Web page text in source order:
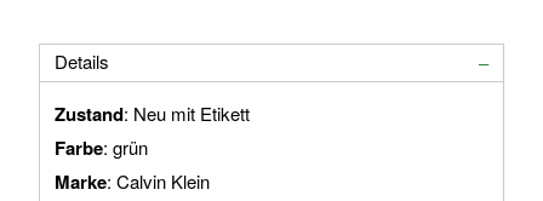
Details
Zustand: Neu mit Etikett
Farbe: grün
Marke: Calvin Klein